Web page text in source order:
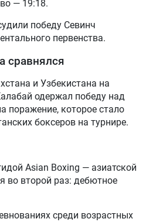
— 19:18.
победу Севинч
первенства.
сравнялся
и Узбекистана на
одержал победу над
которое стало
боксеров на турнире.
Asian Boxing — азиатской
во второй раз: дебютное
среди возрастных